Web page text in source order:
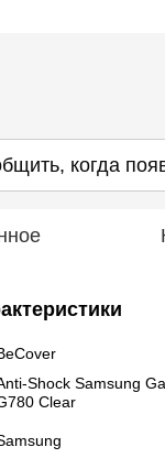
когда
Shock Samsung
Clear